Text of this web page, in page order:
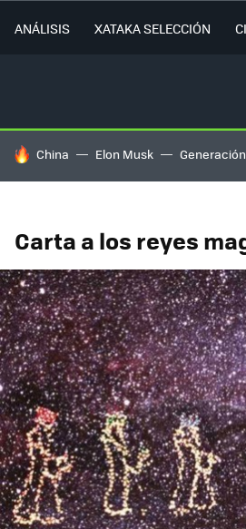
ANÁLISIS XATAKA SELECCIÓN
HOY SE HABLA DE
China Elon Musk
Carta a los reyes